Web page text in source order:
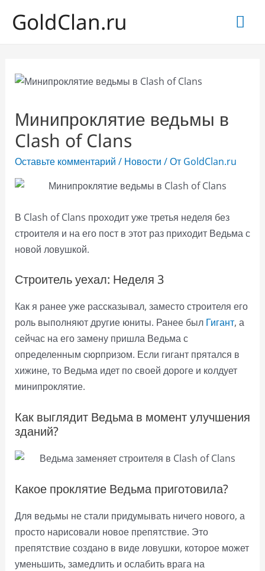
GoldClan.ru
Минипроклятие ведьмы в
Clash of Clans
Оставьте комментарий / Новости / От GoldClan.ru
В Clash of Clans проходит уже третья неделя без
строителя и на его пост в этот раз приходит Ведьма с
новой ловушкой.
Строитель уехал: Неделя 3
Как я ранее уже рассказывал, заместо строителя его
роль выполняют другие юниты. Ранее был Гигант, а
сейчас на его замену пришла Ведьма с
определенным сюрпризом. Если гигант прятался в
хижине, то Ведьма идет по своей дороге и колдует
минипроклятие.
Как выглядит Ведьма в момент улучшения
зданий?
Какое проклятие Ведьма приготовила?
Для ведьмы не стали придумывать ничего нового, а
просто нарисовали новое препятствие. Это
препятствие создано в виде ловушки, которое может
уменьшить, замедлить и ослабить врага на